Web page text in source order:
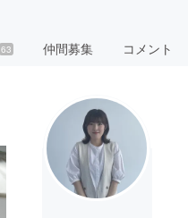
63 仲間募集 コメント